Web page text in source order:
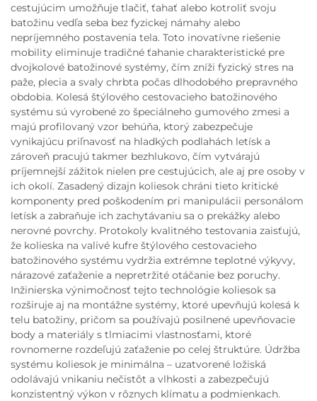
cestujúcim umožňuje tlačiť, ťahať alebo kotroliť svoju
batožinu vedľa seba bez fyzickej námahy alebo
nepríjemného postavenia tela. Toto inovatívne riešenie
mobility eliminuje tradičné ťahanie charakteristické pre
dvojkolové batožinové systémy, čím zníži fyzický stres na
paže, plecia a svaly chrbta počas dlhodobého prepravného
obdobia. Kolesá štýlového cestovacieho batožinového
systému sú vyrobené zo špeciálneho gumového zmesi a
majú profilovaný vzor behúňa, ktorý zabezpečuje
vynikajúcu priľnavosť na hladkých podlahách letísk a
zároveň pracujú takmer bezhlukovo, čím vytvárajú
príjemnejší zážitok nielen pre cestujúcich, ale aj pre osoby v
ich okolí. Zasadený dizajn koliesok chráni tieto kritické
komponenty pred poškodením pri manipulácii personálom
letísk a zabraňuje ich zachytávaniu sa o prekážky alebo
nerovné povrchy. Protokoly kvalitného testovania zaisťujú,
že kolieska na valivé kufre štýlového cestovacieho
batožinového systému vydržia extrémne teplotné výkyvy,
nárazové zaťaženie a nepretržité otáčanie bez poruchy.
Inžinierska výnimočnosť tejto technológie koliesok sa
rozširuje aj na montážne systémy, ktoré upevňujú kolesá k
telu batožiny, pričom sa používajú posilnené upevňovacie
body a materiály s tlmiacimi vlastnosťami, ktoré
rovnomerne rozdeľujú zaťaženie po celej štruktúre. Údržba
systému koliesok je minimálna – uzatvorené ložiská
odolávajú vnikaniu nečistôt a vlhkosti a zabezpečujú
konzistentný výkon v rôznych klímatu a podmienkach.